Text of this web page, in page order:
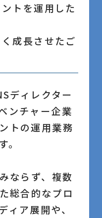
トを運用した
成長させたご
ディレクター
ンチャー企業
トの運用業務
ならず、複数
総合的なプロ
ィア展開や、